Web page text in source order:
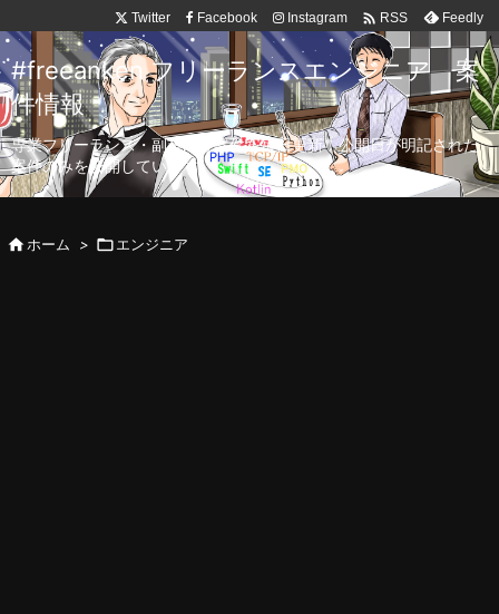
Twitter Facebook Instagram  RSS Feedly
#freeanken フリーランスエンジニア 案
件情報
専業フリーランス・副業向け案件を毎日更新！公開日が明記された
案件のみを公開しています。
ホーム > エンジニア